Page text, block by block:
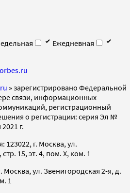
Ежедневная
» зарегистрировано Федеральной
связи, информационных
регистрационный
о регистрации: серия Эл №
г.
123022, г. Москва, ул.
15, эт. 4, пом. X, ком. 1
Москва, ул. Звенигородская 2-я, д.
1